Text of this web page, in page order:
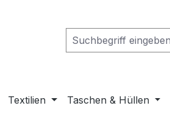
Textilien Taschen & Hüllen